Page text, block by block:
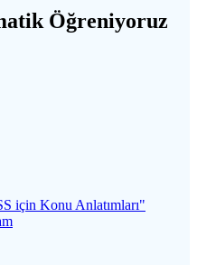
Öğreniyoruz
için Konu Anlatımları"